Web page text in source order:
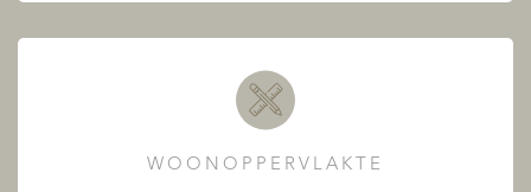
WOONOPPERVLAKTE